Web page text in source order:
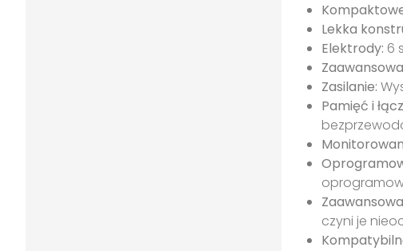
Lekka
Elektrody: 6
Zasilanie:
Pamięć i
czyni je